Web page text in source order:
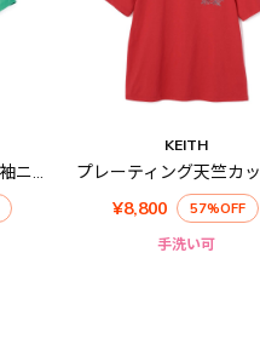
コットンハイゲージ半袖ニット
KEITH
¥8,800
57%OFF
手洗い可